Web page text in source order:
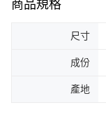
商品規格
尺寸
成份
產地